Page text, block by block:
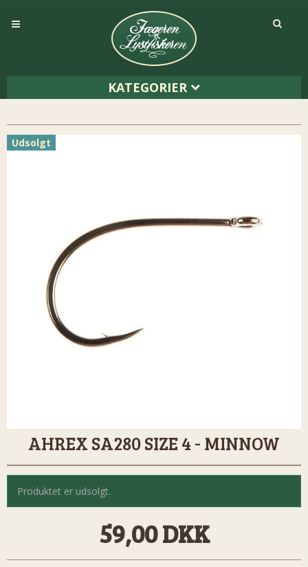
KATEGORIER
Udsolgt
AHREX SA280 SIZE 4 - MINNOW
Produktet er udsolgt.
59,00 DKK